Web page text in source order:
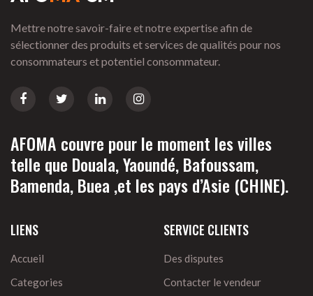
Mettre notre savoir-faire et notre expertise afin de
sélectionner des produits et services de qualités pour nos
consommateurs et potentiel consommateur.
AFOMA couvre pour le moment les villes
telle que Douala, Yaoundé, Bafoussam,
Bamenda, Buea ,et les pays d’Asie (CHINE).
LIENS
Accueil
Categories
SERVICE CLIENTS
Des disputes
Contacter le vendeur